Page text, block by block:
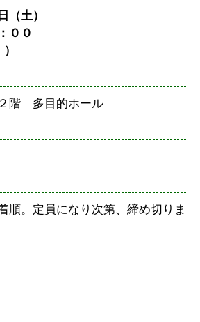
（土）
００
階 多目的ホール
順。定員になり次第、締め切りま